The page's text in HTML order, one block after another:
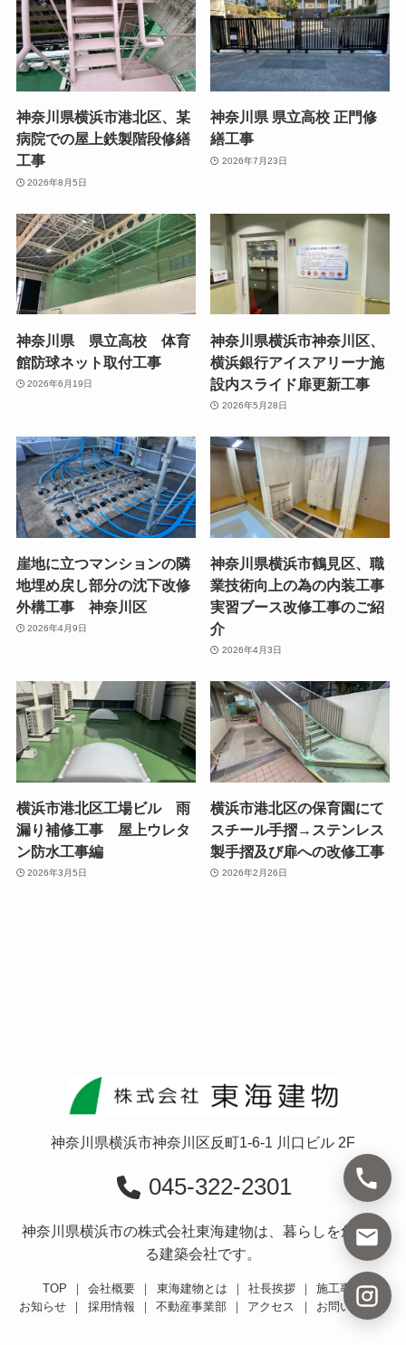
神奈川県横浜市港北区、某
病院での屋上鉄製階段修繕
工事
2026年8月5日
神奈川県 県立高校 正門修
繕工事
2026年7月23日
神奈川県 県立高校 体育
館防球ネット取付工事
2026年6月19日
神奈川県横浜市神奈川区、
横浜銀行アイスアリーナ施
設内スライド扉更新工事
2026年5月28日
崖地に立つマンションの隣
地埋め戻し部分の沈下改修
外構工事 神奈川区
2026年4月9日
神奈川県横浜市鶴見区、職
業技術向上の為の内装工事
実習ブース改修工事のご紹
介
2026年4月3日
横浜市港北区工場ビル 雨
漏り補修工事 屋上ウレタ
ン防水工事編
2026年3月5日
横浜市港北区の保育園にて
スチール手摺→ステンレス
製手摺及び扉への改修工事
2026年2月26日
神奈川県横浜市神奈川区反町1-6-1 川口ビル 2F
045-322-2301
神奈川県横浜市の株式会社東海建物は、暮らしを創造す
る建築会社です。
TOP ｜ 会社概要 ｜ 東海建物とは ｜ 社長挨拶 ｜
施工事例
お知らせ
｜ 採用情報 ｜ 不動産事業部 ｜ アクセス ｜ お問い合わせ